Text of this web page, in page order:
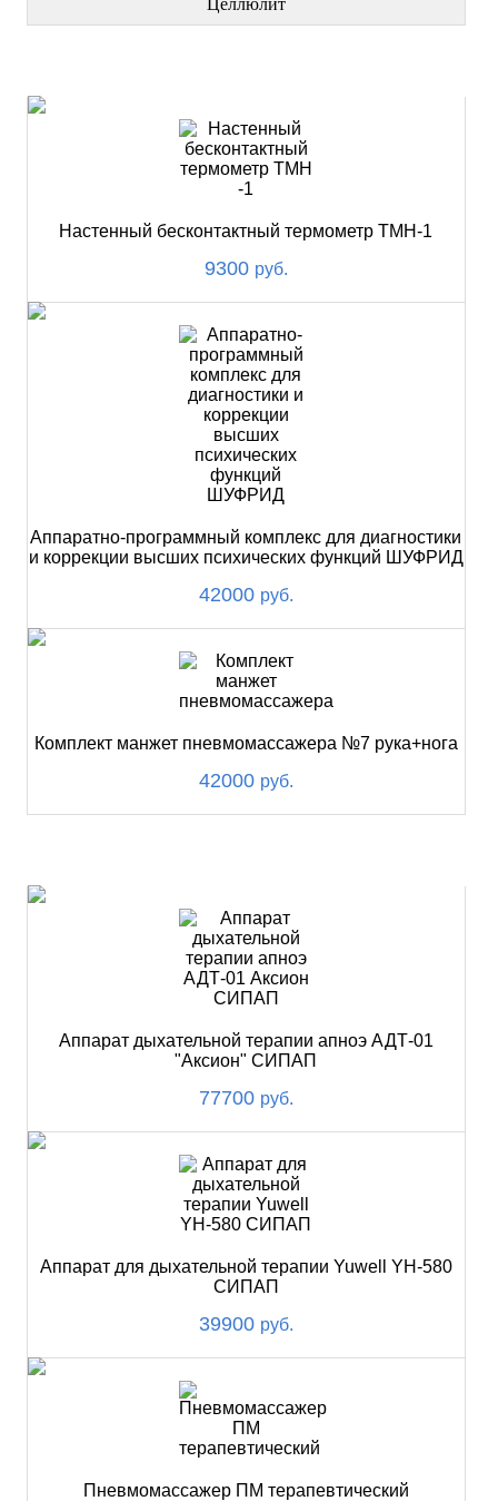
Настенный бесконтактный термометр ТМН-1
9300 руб.
Аппаратно-программный комплекс для диагностики
и коррекции высших психических функций ШУФРИД
42000 руб.
Комплект манжет пневмомассажера №7 рука+нога
42000 руб.
Аппарат дыхательной терапии апноэ АДТ-01
"Аксион" СИПАП
77700 руб.
Аппарат для дыхательной терапии Yuwell YH-580
СИПАП
39900 руб.
Пневмомассажер ПМ терапевтический